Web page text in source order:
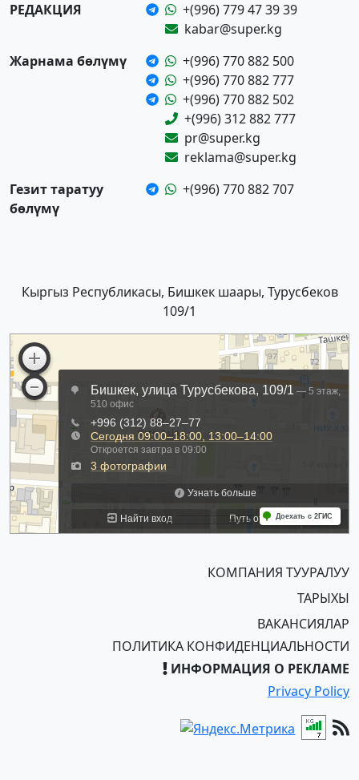
РЕДАКЦИЯ
+(996) 779 47 39 39
kabar@super.kg
Жарнама бөлүмү
+(996) 770 882 500
+(996) 770 882 777
+(996) 770 882 502
+(996) 312 882 777
pr@super.kg
reklama@super.kg
Гезит таратуу
бөлүмү
+(996) 770 882 707
Кыргыз Республикасы, Бишкек шаары, Турусбеков
109/1
КОМПАНИЯ ТУУРАЛУУ
ТАРЫХЫ
ВАКАНСИЯЛАР
ПОЛИТИКА КОНФИДЕНЦИАЛЬНОСТИ
ИНФОРМАЦИЯ О РЕКЛАМЕ
Privacy Policy